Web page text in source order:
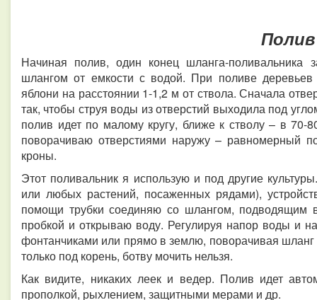
Полив
Начиная полив, один конец шланга-поливальника
шлангом от емкости с водой. При поливе деревьев
яблони на расстоянии 1-1,2 м от ствола. Сначала
так, чтобы струя воды из отверстий выходила под
полив идет по малому кругу, ближе к стволу – в
поворачиваю отверстиями наружу – равномерный
кроны.
Этот поливальник я использую и под другие
или любых растений, посаженных рядами),
помощи трубки соединяю со шлангом, подводящим
пробкой и открываю воду. Регулируя напор воды и
фонтанчиками или прямо в землю, поворачивая
только под корень, ботву мочить нельзя.
Как видите, никаких леек и ведер. Полив идет
прополкой, рыхлением, защитными мерами и др.